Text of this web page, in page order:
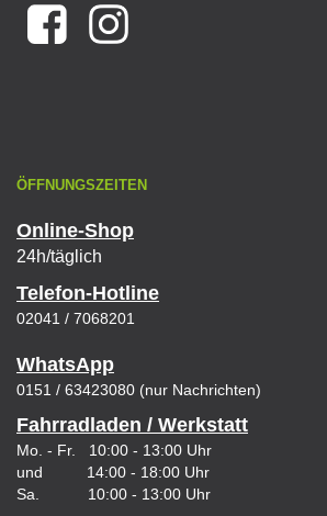
ÖFFNUNGSZEITEN
Online-Shop
24h/täglich
Telefon-Hotline
02041 / 7068201
WhatsApp
0151 / 63423080 (nur Nachrichten)
Fahrradladen / Werkstatt
Mo. - Fr. 10:00 - 13:00 Uhr
und 14:00 - 18:00 Uhr
Sa. 10:00 - 13:00 Uhr